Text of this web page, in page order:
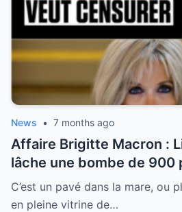
News • 7 months ago
Affaire Brigitte Macron :
lâche une bombe de 900
dénonce “l’omerta
tabou de la Ve République
C’est un pavé dans la mare, ou
en pleine vitrine de…